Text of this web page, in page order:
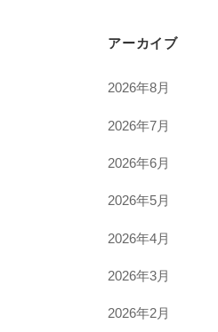
アーカイブ
2026年8月
2026年7月
2026年6月
2026年5月
2026年4月
2026年3月
2026年2月